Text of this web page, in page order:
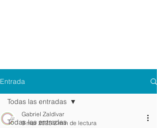
Entrada
Todas las entradas
Todas las entradas
Gabriel Zaldívar
9 mar 2023 2 min de lectura